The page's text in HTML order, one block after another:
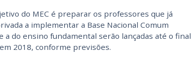
do MEC é preparar os professores que já
a implementar a Base Nacional Comum
do ensino fundamental serão lançadas até o final
2018, conforme previsões.